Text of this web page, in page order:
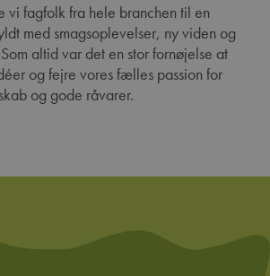
vi fagfolk fra hele branchen til en
med smagsoplevelser, ny viden og
altid var det en stor fornøjelse at
og fejre vores fælles passion for
og gode råvarer.